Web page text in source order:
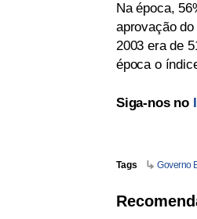
Na época,
aprovação
2003 era de
época o
Siga-nos no
Tags Governo